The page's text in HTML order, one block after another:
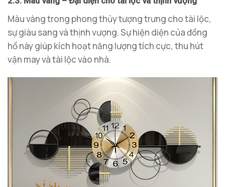
Màu vàng trong phong thủy tượng trưng cho tài lộc,
sự giàu sang và thịnh vượng. Sự hiện diện của đồng
hồ này giúp kích hoạt năng lượng tích cực, thu hút
vận may và tài lộc vào nhà.